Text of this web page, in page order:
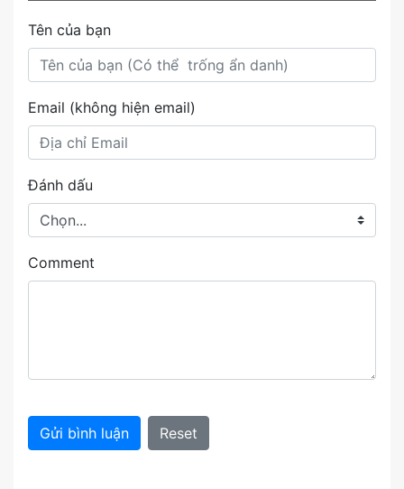
Tên của bạn
Email (không hiện email)
Đánh dấu
Comment
Gửi bình luận Reset